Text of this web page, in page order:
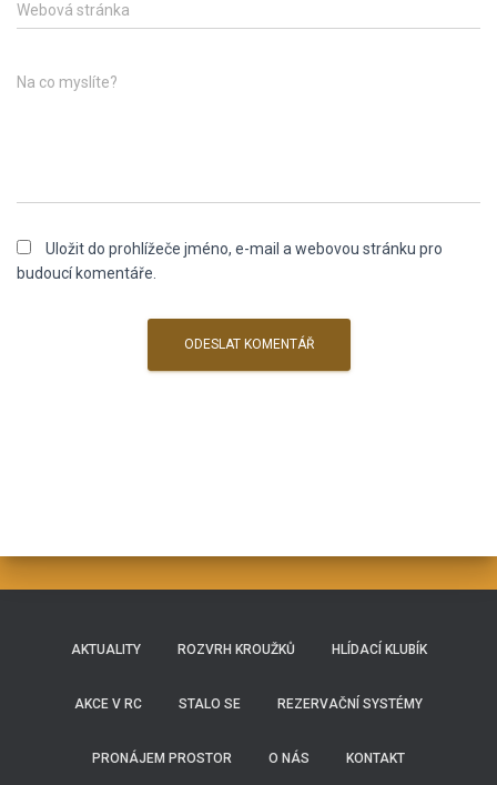
Webová stránka
Na co myslíte?
Uložit do prohlížeče jméno, e-mail a webovou stránku pro
budoucí komentáře.
AKTUALITY ROZVRH KROUŽKŮ HLÍDACÍ KLUBÍK
AKCE V RC STALO SE REZERVAČNÍ SYSTÉMY
PRONÁJEM PROSTOR O NÁS KONTAKT